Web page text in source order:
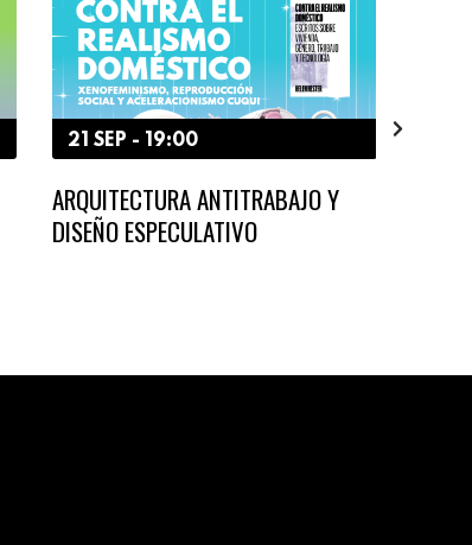
21 SEP - 19:00
ARQUITECTURA ANTITRABAJO Y
DISEÑO ESPECULATIVO